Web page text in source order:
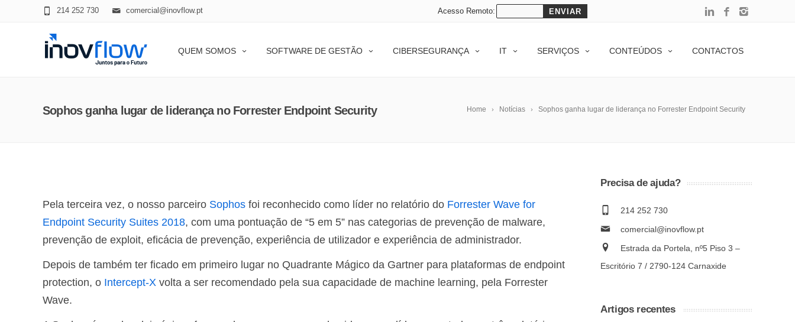
comercial@inovflow.pt
214 252 730 Acesso Remoto:
QUEM SOMOS SOFTWARE DE GESTÃO CIBERSEGURANÇA IT SERVIÇOS CONTEÚDOS CONTACTOS
Home Notícias Sophos ganha lugar de liderança no Forrester Endpoint Security
Sophos ganha lugar de liderança no Forrester Endpoint Security
Pela terceira vez, o nosso parceiro Sophos foi reconhecido como líder no relatório do Forrester Wave for
Endpoint Security Suites 2018, com uma pontuação de “5 em 5” nas categorias de prevenção de malware,
prevenção de exploit, eficácia de prevenção, experiência de utilizador e experiência de administrador.
Depois de também ter ficado em primeiro lugar no Quadrante Mágico da Gartner para plataformas de endpoint
protection, o Intercept-X volta a ser recomendado pela sua capacidade de machine learning, pela Forrester
Wave.
Precisa de ajuda?
214 252 730
comercial@inovflow.pt
Estrada da Portela, nº5 Piso 3 –
Escritório 7 / 2790-124 Carnaxide
Artigos recentes
modal-check